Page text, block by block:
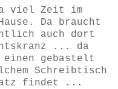
viel Zeit im
Da braucht
auch dort
... da
gebastelt
Schreibtisch
findet ...